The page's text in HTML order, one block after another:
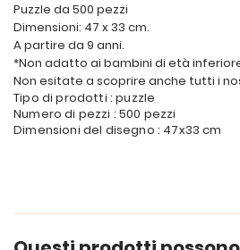
Puzzle da 500 pezzi
Dimensioni: 47 x 33 cm.
A partire da 9 anni.
*Non adatto ai bambini di età
Non esitate a scoprire anche tutti i
Tipo di prodotti : puzzle
Numero di pezzi : 500 pezzi
Dimensioni del disegno : 47x33 cm